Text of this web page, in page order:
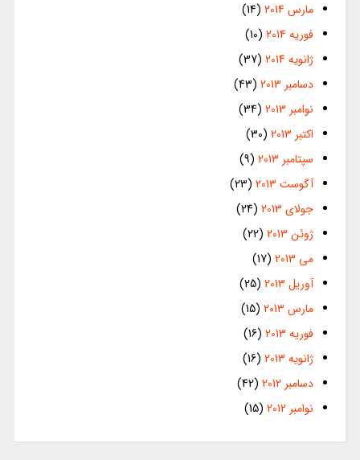
مارس 2014
(14)
فوریه 2014
(10)
ژانویه 2014
(37)
دسامبر 2013
(43)
نوامبر 2013
(34)
اکتبر 2013
(30)
سپتامبر 2013
(9)
آگوست 2013
(23)
جولای 2013
(24)
ژوئن 2013
(22)
می 2013
(17)
آوریل 2013
(25)
مارس 2013
(15)
فوریه 2013
(16)
ژانویه 2013
(16)
دسامبر 2012
(42)
نوامبر 2012
(15)